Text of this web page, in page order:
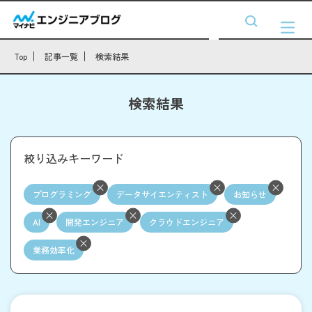
Top 記事一覧 検索結果
検索結果
絞り込みキーワード
プログラミング データサイエンティスト お知らせ
AI 開発エンジニア クラウドエンジニア
業務効率化